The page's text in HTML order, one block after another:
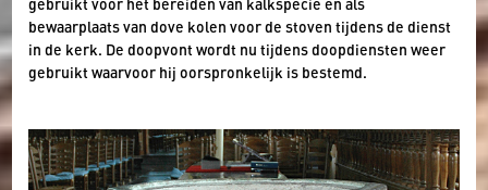
gebruikt voor het bereiden van kalkspecie en als
bewaarplaats van dove kolen voor de stoven tijdens de dienst
in de kerk. De doopvont wordt nu tijdens doopdiensten weer
gebruikt waarvoor hij oorspronkelijk is bestemd.